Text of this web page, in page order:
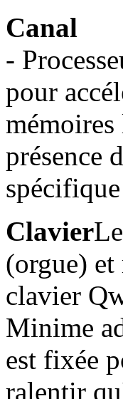
Canal
-
pour
mémoires
présence
Clavier
(orgue)
clavier
Minime
est fixée
ralentir